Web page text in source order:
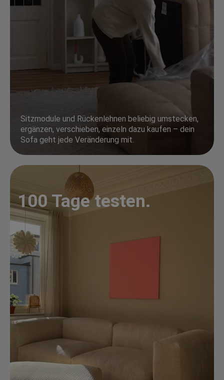
Sitzmodule und Rückenlehnen beliebig umstecken,
ergänzen, verschieben, einzeln dazu kaufen – dein
Sofa geht jede Veränderung mit.
100 Tage testen.